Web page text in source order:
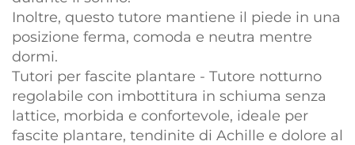
Inoltre, questo tutore mantiene il piede in una
posizione ferma, comoda e neutra mentre
dormi.
Tutori per fascite plantare - Tutore notturno
regolabile con imbottitura in schiuma senza
lattice, morbida e confortevole, ideale per
fascite plantare, tendinite di Achille e dolore al